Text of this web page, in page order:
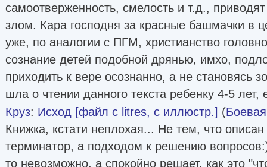
самоотверженность, смелость и т.д.,
злом. Кара господня за красные башмачки в
уже, по аналогии с ПГМ, христианство
сознание детей подобной дрянью, имхо,
приходить к вере осознанно, а не становясь
шла о чтении данного текста ребенку 4-5 лет,
Круз: Исход [файл с litres, с иллюстр.] (
Книжка, кстати неплохая... Не тем, что описан
терминатор, а подходом к решению
то невозможно, а спокойно решает, как это